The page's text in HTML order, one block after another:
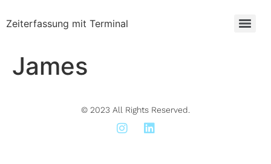
Zeiterfassung mit Terminal
James
© 2023 All Rights Reserved.